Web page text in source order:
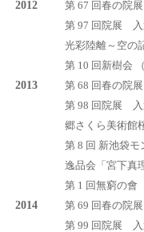
2012
第 67 回春の院
第 97 回院展
光彩陸離～空の
第 10 回新樹会
2013
第 68 回春の院
第 98 回院展
郷さくら美術館
第 8 回 新池袋
逸品会「宮下真
第 1 回無窮の會
2014
第 69 回春の院
第 99 回院展